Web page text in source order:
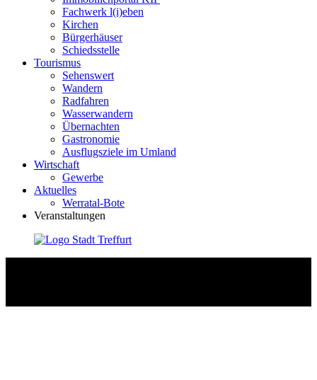
Fachwerk l(i)eben
Kirchen
Bürgerhäuser
Schiedsstelle
Tourismus
Sehenswert
Wandern
Radfahren
Wasserwandern
Übernachten
Gastronomie
Ausflugsziele im Umland
Wirtschaft
Gewerbe
Aktuelles
Werratal-Bote
Veranstaltungen